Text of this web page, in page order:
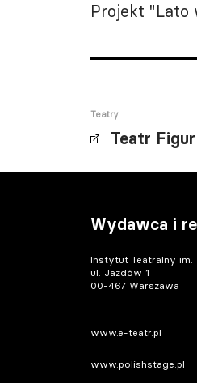
Projekt "Lato
Teatry
Teatr
Wydawca i
Instytut Teatralny im.
ul. Jazdów 1
00-467 Warszawa
www.e-teatr.pl
www.polishstage.pl